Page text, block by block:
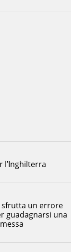
sfrutta un errore
guadagnarsi una
l’Inghilterra